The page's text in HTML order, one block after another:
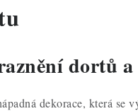
dortů a
dekorace, která se